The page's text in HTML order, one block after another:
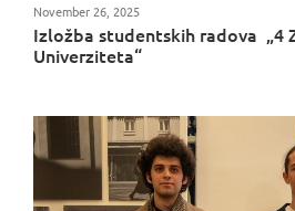
Izložba studentskih radova „4
Univerziteta“
November 26, 2025